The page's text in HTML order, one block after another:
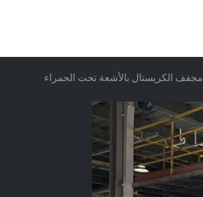
مجفف الكريستال بالأشعة تحت الحمراء